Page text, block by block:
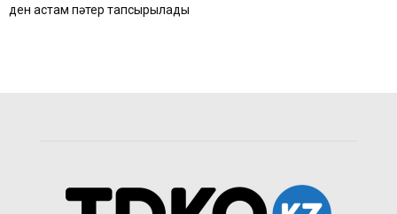
ден астам пәтер тапсырылады